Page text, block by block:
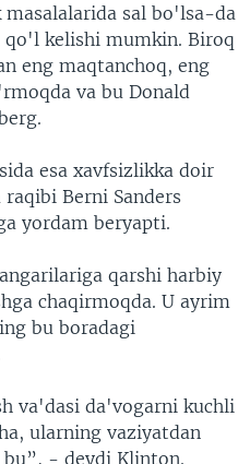
sal bo'lsa-da
kelishi mumkin. Biroq
eng maqtanchoq, eng
va bu Donald
esa xavfsizlikka doir
Berni Sanders
yordam beryapti.
qarshi harbiy
chaqirmoqda. U ayrim
bu boradagi
va'dasi da'vogarni kuchli
ularning vaziyatdan
bu”, - deydi Klinton.